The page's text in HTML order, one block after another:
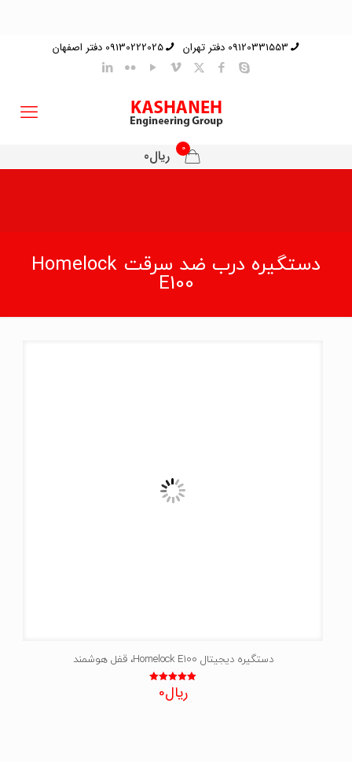
09120331553 دفتر تهران 09130222025 دفتر اصفهان
0 ریال0
دستگیره درب ضد سرقت Homelock
E100
دستگیره دیجیتال Homelock E100، قفل هوشمند
نمره
5.00
ریال0